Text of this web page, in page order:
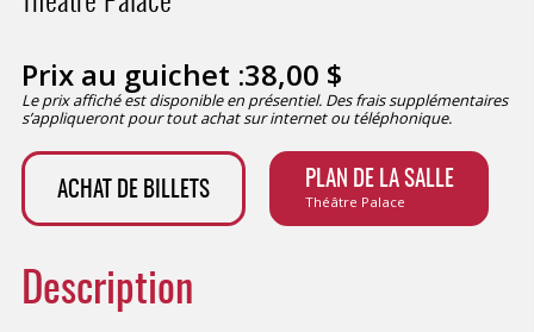
Prix au guichet :38,00 $
Le prix affiché est disponible en présentiel. Des frais supplémentaires
s’appliqueront pour tout achat sur internet ou téléphonique.
ACHAT DE BILLETS PLAN DE LA SALLE
Théâtre Palace
Description